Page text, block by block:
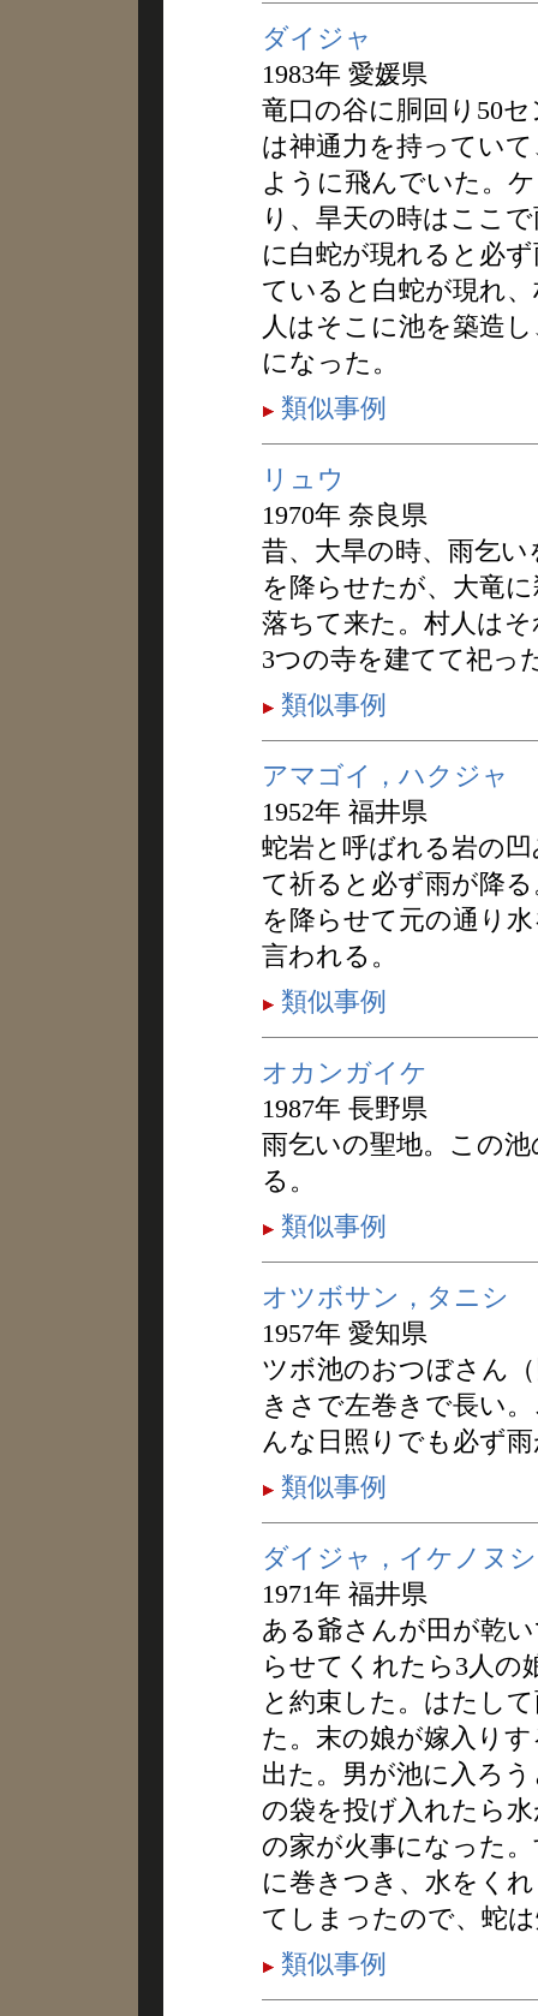
ダイジャ
1983年 愛媛県
竜口の谷に胴回り50
は神通力を持ってい
ように飛んでいた。
り、旱天の時はここ
に白蛇が現れると必
ていると白蛇が現れ
人はそこに池を築造
になった。
類似事例
リュウ
1970年 奈良県
昔、大旱の時、雨乞
を降らせたが、大竜
落ちて来た。村人は
3つの寺を建てて祀っ
類似事例
アマゴイ，ハクジャ
1952年 福井県
蛇岩と呼ばれる岩の
て祈ると必ず雨が降
を降らせて元の通り
言われる。
類似事例
オカンガイケ
1987年 長野県
雨乞いの聖地。この
る。
類似事例
オツボサン，タニシ
1957年 愛知県
ツボ池のおつぼさん
きさで左巻きで長い
んな日照りでも必ず
類似事例
ダイジャ，イケノヌシ
1971年 福井県
ある爺さんが田が乾
らせてくれたら3人の
と約束した。はたし
た。末の娘が嫁入り
出た。男が池に入ろ
の袋を投げ入れたら
の家が火事になった
に巻きつき、水をく
てしまったので、蛇
類似事例